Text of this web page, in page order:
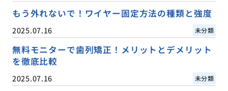
もう外れないで！ワイヤー固定方法の種類と強度
2025.07.16 未分類
無料モニターで歯列矯正！メリットとデメリット
を徹底比較
2025.07.16 未分類